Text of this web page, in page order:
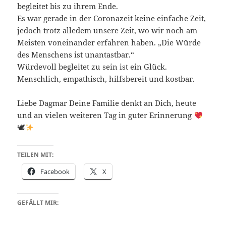
begleitet bis zu ihrem Ende.
Es war gerade in der Coronazeit keine einfache Zeit,
jedoch trotz alledem unsere Zeit, wo wir noch am
Meisten voneinander erfahren haben. „Die Würde
des Menschens ist unantastbar.“
Würdevoll begleitet zu sein ist ein Glück.
Menschlich, empathisch, hilfsbereit und kostbar.
Liebe Dagmar Deine Familie denkt an Dich, heute
und an vielen weiteren Tag in guter Erinnerung
🕊
TEILEN MIT:
Facebook X
GEFÄLLT MIR: